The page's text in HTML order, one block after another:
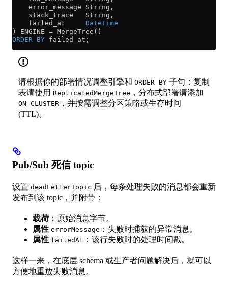
    error_message String,
    stack_trace   String,
    failed_at
DateTime
) ENGINE = MergeTree()
ORDER BY failed_at;
请根据你的部署情况调整引擎和 ORDER BY 子句：复制
表请使用 ReplicatedMergeTree ，分布式部署请添加
ON CLUSTER ，并按需调整分区策略或生存时间
(TTL)。
Pub/Sub 死信 topic
设置 deadLetterTopic 后，每条处理失败的消息都会重新
发布到该 topic，并附带：
载荷 ：原始消息字节。
属性 errorMessage ：失败时捕获的异常消息。
属性 failedAt ：该行失败时的处理时间戳。
这样一来，在底层 schema 或生产者问题解决后，就可以
方便地重放失败消息。